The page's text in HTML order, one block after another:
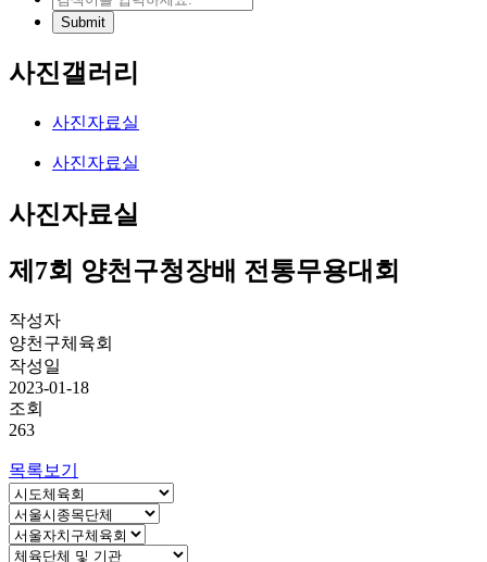
사진갤러리
사진자료실
사진자료실
사진자료실
제7회 양천구청장배 전통무용대회
작성자
양천구체육회
작성일
2023-01-18
조회
263
목록보기